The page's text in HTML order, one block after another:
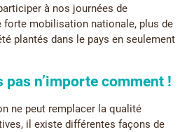
à nos journées de
forte mobilisation nationale, plus de
plantés dans le pays en seulement
n’importe comment !
ne peut remplacer la qualité
il existe différentes façons de